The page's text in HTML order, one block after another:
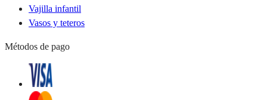
Vajilla infantil
Vasos y teteros
Métodos de pago